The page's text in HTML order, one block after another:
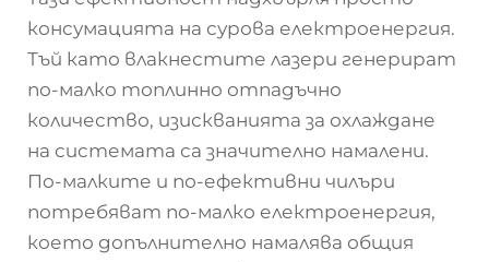
консумацията на сурова електроенергия.
Тъй като влакнестите лазери генерират
по-малко топлинно отпадъчно
количество, изискванията за охлаждане
на системата са значително намалени.
По-малките и по-ефективни чилъри
потребяват по-малко електроенергия,
което допълнително намалява общия